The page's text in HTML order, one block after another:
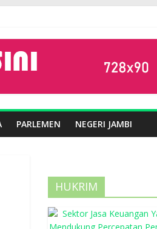
PARLEMEN NEGERI JAMBI
HUKRIM